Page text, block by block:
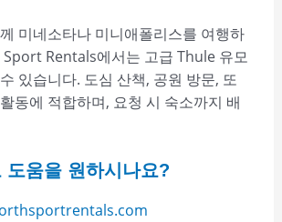
미네소타나 미니애폴리스를 여행하
Rentals에서는 고급 Thule 유모
있습니다. 도심 산책, 공원 방문, 또
동에 적합하며, 요청 시 숙소까지 배
도움을 원하시나요?